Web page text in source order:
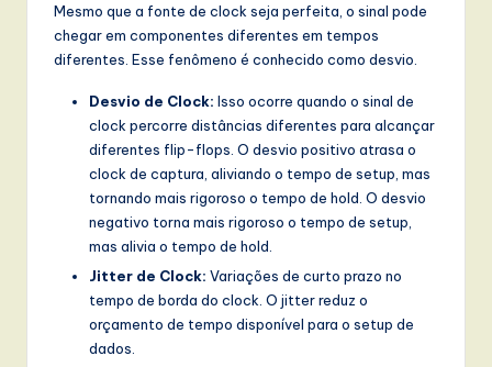
Mesmo que a fonte de clock seja perfeita, o sinal pode
chegar em componentes diferentes em tempos
diferentes. Esse fenômeno é conhecido como desvio.
Desvio de Clock: Isso ocorre quando o sinal de
clock percorre distâncias diferentes para alcançar
diferentes flip-flops. O desvio positivo atrasa o
clock de captura, aliviando o tempo de setup, mas
tornando mais rigoroso o tempo de hold. O desvio
negativo torna mais rigoroso o tempo de setup,
mas alivia o tempo de hold.
Jitter de Clock: Variações de curto prazo no
tempo de borda do clock. O jitter reduz o
orçamento de tempo disponível para o setup de
dados.